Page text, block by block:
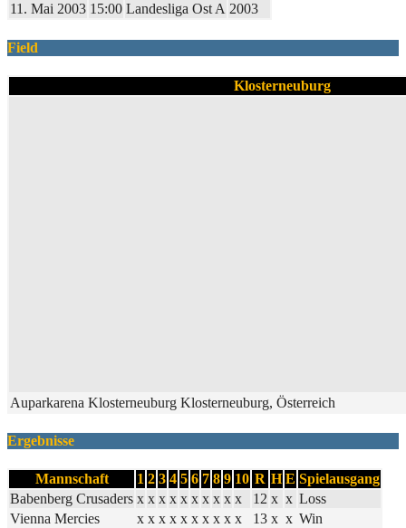
11. Mai 2003 15:00 Landesliga Ost A 2003
Field
Klosterneuburg
Auparkarena Klosterneuburg Klosterneuburg, Österreich
Ergebnisse
Mannschaft 1 2 3 4 5 6 7 8 9 10 R H E Spielausgang
Babenberg Crusaders x x x x x x x x x x 12 x x Loss
Vienna Mercies
x x x x x x x x x x 13 x x Win